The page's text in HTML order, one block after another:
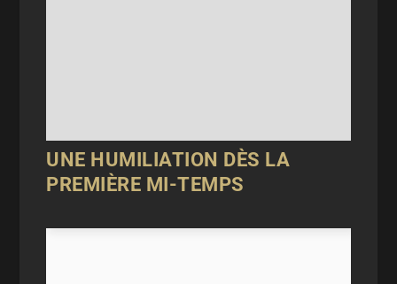
UNE HUMILIATION DÈS LA
PREMIÈRE MI-TEMPS